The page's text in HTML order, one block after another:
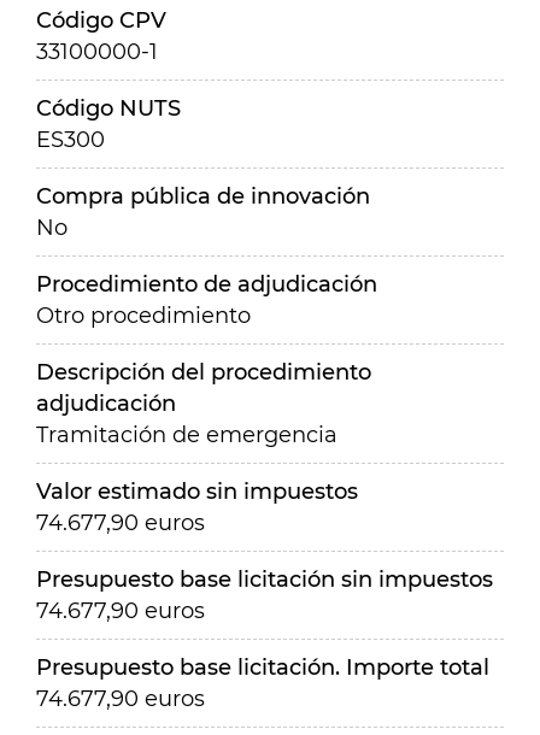
Código CPV
33100000-1
Código NUTS
ES300
Compra pública de innovación
No
Procedimiento de adjudicación
Otro procedimiento
Descripción del procedimiento
adjudicación
Tramitación de emergencia
Valor estimado sin impuestos
74.677,90 euros
Presupuesto base licitación sin impuestos
74.677,90 euros
Presupuesto base licitación. Importe total
74.677,90 euros